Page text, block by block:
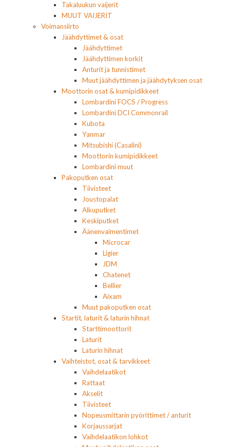
Takaluukun vaijerit
MUUT VAIJERIT
Voimansiirto
Jäähdyttimet & osat
Jäähdyttimet
Jäähdyttimen korkit
Anturit ja tunnistimet
Muut jäähdyttimen ja jäähdytyksen osat
Moottorin osat & kumipidikkeet
Lombardini FOCS / Progress
Lombardini DCI Commonrail
Kubota
Yanmar
Mitsubishi (Casalini)
Moottorin kumipidikkeet
Lombardini muut
Pakoputken osat
Tiivisteet
Joustopalat
Alkuputket
Keskiputket
Äänenvaimentimet
Microcar
Ligier
JDM
Chatenet
Bellier
Aixam
Muut pakoputken osat
Startit, laturit & laturin hihnat
Starttimoottorit
Laturit
Laturin hihnat
Vaihteistot, osat & tarvikkeet
Vaihdelaatikot
Rattaat
Akselit
Tiivisteet
Nopeusmittarin pyörittimet / anturit
Korjaussarjat
Vaihdelaatikon lohkot